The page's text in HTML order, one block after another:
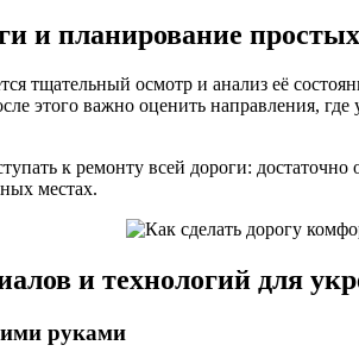
и планирование
тщательный осмотр и анализ её
этого важно оценить направления,
к ремонту всей дороги:
местах.
и технологий для
руками